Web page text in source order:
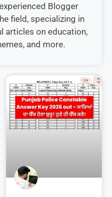
Blogger
field, specializing in
articles on education,
and more.